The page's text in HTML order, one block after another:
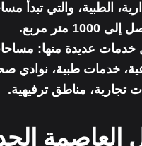
متر مربع.
خدمات عديدة منها:
خدمات طبية، نوادي
تجارية، مناطق ترفيهية.